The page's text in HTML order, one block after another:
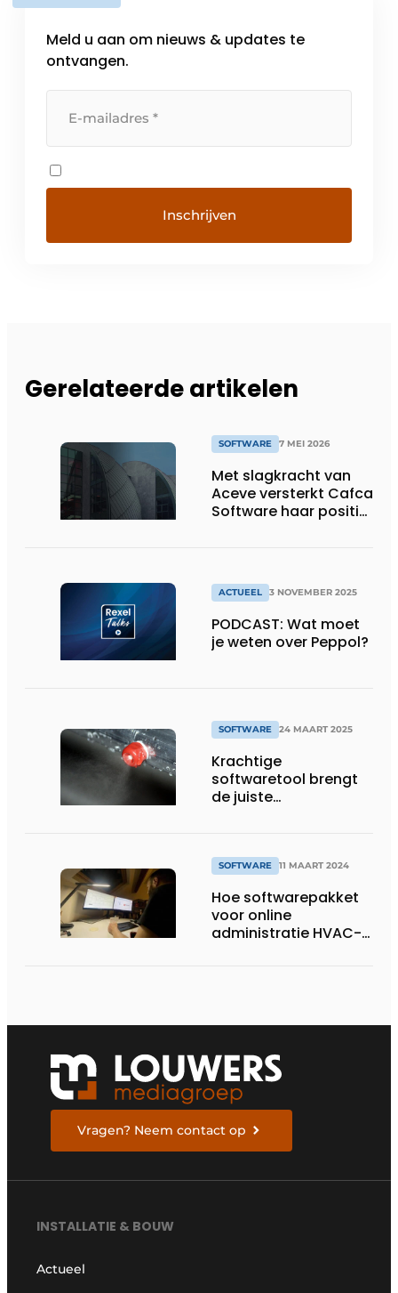
Meld u aan om nieuws & updates te
ontvangen.
Gerelateerde artikelen
SOFTWARE 7 MEI 2026
Met slagkracht van
Aceve versterkt Cafca
Software haar positie
ACTUEEL 3 NOVEMBER 2025
PODCAST: Wat moet
je weten over Peppol?
SOFTWARE 24 MAART 2025
Krachtige
softwaretool brengt
de juiste
SOFTWARE 11 MAART 2024
Hoe softwarepakket
voor online
administratie HVAC-
Vragen? Neem contact op
INSTALLATIE & BOUW
Actueel